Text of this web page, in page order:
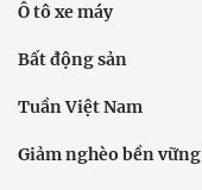
Ô tô xe máy
Bất động sản
Tuần Việt Nam
Giảm nghèo bền vững